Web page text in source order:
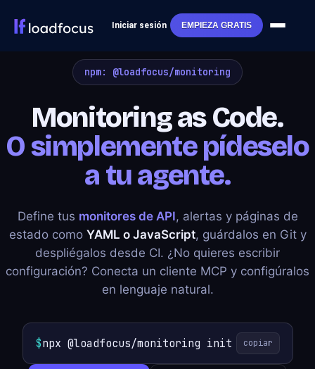
Iniciar sesión EMPIEZA GRATIS
npm: @loadfocus/monitoring
Monitoring as Code.
O simplemente pídeselo
a tu agente.
Define tus monitores de API, alertas y páginas de
estado como YAML o JavaScript, guárdalos en Git y
despliégalos desde CI. ¿No quieres escribir
configuración? Conecta un cliente MCP y configúralos
en lenguaje natural.
$npx @loadfocus/monitoring init copiar